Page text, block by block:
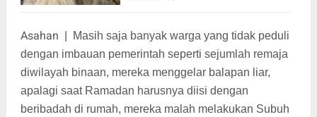
Asahan
Masih saja banyak warga yang tidak peduli
dengan imbauan pemerintah seperti sejumlah remaja
diwilayah binaan, mereka menggelar balapan liar,
apalagi saat Ramadan harusnya diisi dengan
beribadah di rumah, mereka malah melakukan Subuh